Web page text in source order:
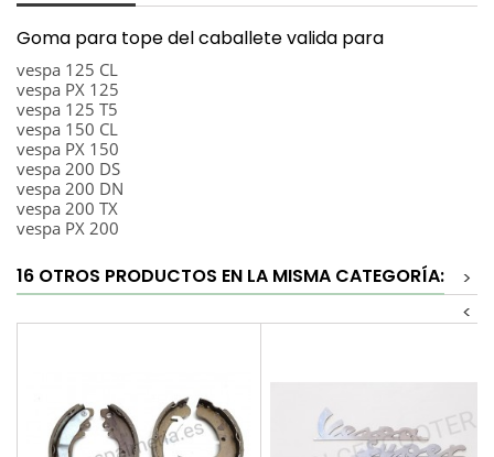
Goma para tope del caballete valida para
vespa 125 CL
vespa PX 125
vespa 125 T5
vespa 150 CL
vespa PX 150
vespa 200 DS
vespa 200 DN
vespa 200 TX
vespa PX 200
16 OTROS PRODUCTOS EN LA MISMA CATEGORÍA:
>
<